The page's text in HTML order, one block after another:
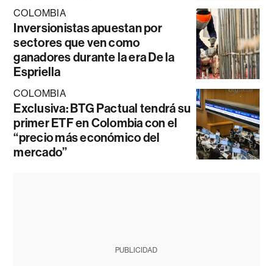
COLOMBIA
Inversionistas apuestan por
sectores que ven como
ganadores durante la era De la
Espriella
COLOMBIA
Exclusiva: BTG Pactual tendrá su
primer ETF en Colombia con el
“precio más económico del
mercado”
PUBLICIDAD